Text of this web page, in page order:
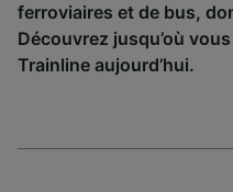
ferroviaires et de bus,
Découvrez jusqu’où
Trainline aujourd’hui.